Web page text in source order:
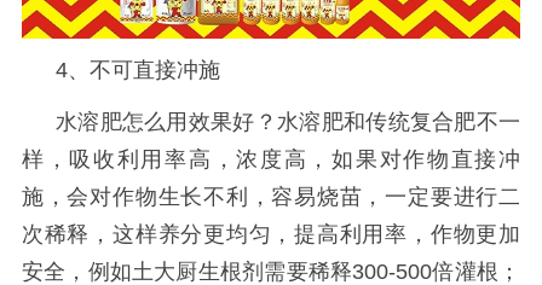
4、不可直接冲施
水溶肥怎么用效果好？水溶肥和传统复合肥不一
样，吸收利用率高，浓度高，如果对作物直接冲
施，会对作物生长不利，容易烧苗，一定要进行二
次稀释，这样养分更均匀，提高利用率，作物更加
安全 ，例如土大厨生根剂需要稀释300-500倍灌根；